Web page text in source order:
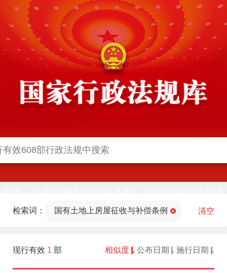
法部官网)同步公布
检索词： 国有土地上房屋征收与补偿条例 清空
现行有效 1 部 相似度 公布日期 施行日期